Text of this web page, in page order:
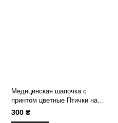
Медицинская шапочка с
принтом цветные Птички на
резинке
300 ₴